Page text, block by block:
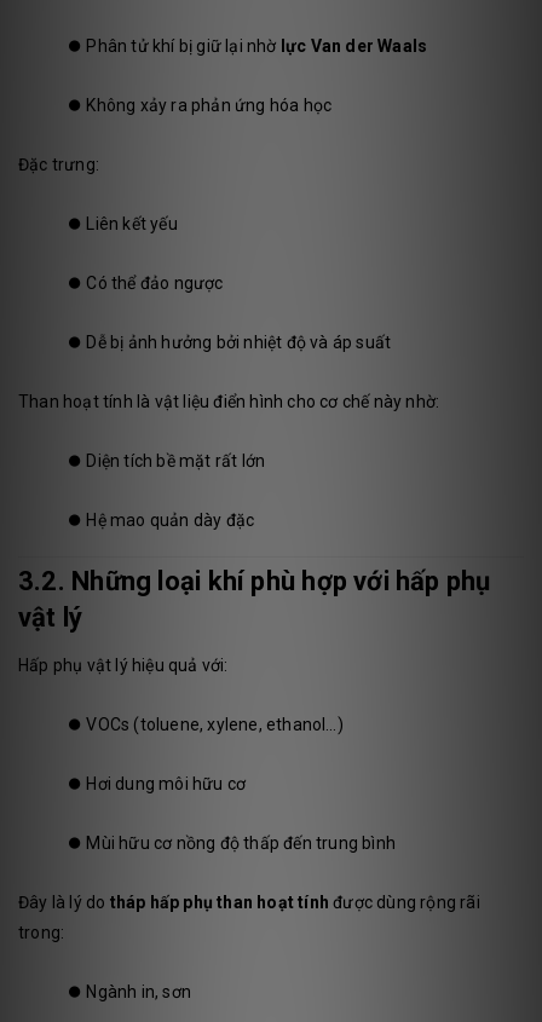
⏺️ Phân tử khí bị giữ lại nhờ lực Van der Waals
⏺️ Không xảy ra phản ứng hóa học
Đặc trưng:
⏺️ Liên kết yếu
⏺️ Có thể đảo ngược
⏺️ Dễ bị ảnh hưởng bởi nhiệt độ và áp suất
Than hoạt tính là vật liệu điển hình cho cơ chế này nhờ:
⏺️ Diện tích bề mặt rất lớn
⏺️ Hệ mao quản dày đặc
3.2. Những loại khí phù hợp với hấp phụ
vật lý
Hấp phụ vật lý hiệu quả với:
⏺️VOCs (toluene, xylene, ethanol…)
⏺️ Hơi dung môi hữu cơ
⏺️ Mùi hữu cơ nồng độ thấp đến trung bình
Đây là lý do tháp hấp phụ than hoạt tính được dùng rộng rãi
trong:
⏺️ Ngành in, sơn